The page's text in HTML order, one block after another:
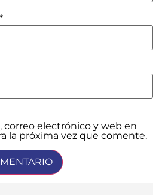
*
correo electrónico y web en
la próxima vez que comente.